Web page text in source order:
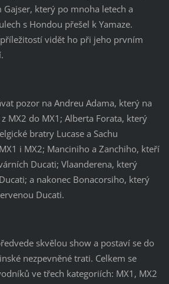
který po mnoha letech a
s Hondou přešel k Yamaze.
vidět ho při jeho prvním
pozor na Andreu Adama, který na
MX2 do MX1; Alberta Forata, který
bratry Lucase a Sachu
i MX2; Manciniho a Zanchiho, kteří
Ducati; Vlaanderena, který
a nakonec Bonacorsiho, který
Ducati.
skvělou show a postaví se do
nezpevněné trati. Celkem se
ve třech kategoriích: MX1, MX2